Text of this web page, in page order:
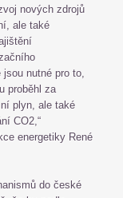
nových zdrojů
ale také
nutné pro to,
proběhl za
plyn, ale také
CO2,“
energetiky René
do české